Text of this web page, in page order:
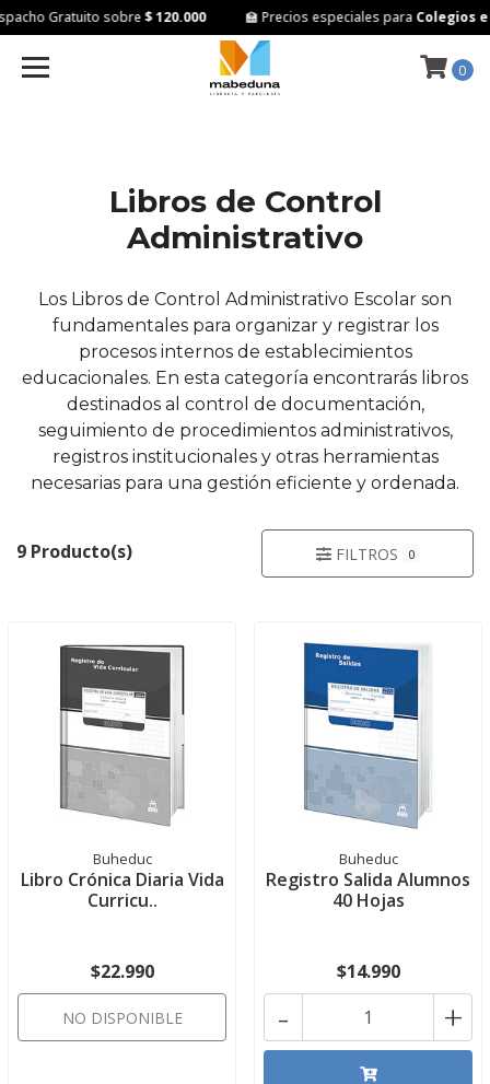
Gratuito sobre$ 120.000 🏫 Precios especiales paraColegios e
0
Libros de Control
Administrativo
Los Libros de Control Administrativo Escolar son
fundamentales para organizar y registrar los
procesos internos de establecimientos
educacionales. En esta categoría encontrarás libros
destinados al control de documentación,
seguimiento de procedimientos administrativos,
registros institucionales y otras herramientas
necesarias para una gestión eficiente y ordenada.
9 Producto(s) FILTROS 0
Buheduc
Libro Crónica Diaria Vida
Curricu..
$22.990
NO DISPONIBLE
Buheduc
Registro Salida Alumnos
40 Hojas
$14.990
+
-